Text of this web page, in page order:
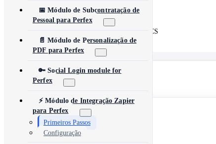
🔗 Content Linker
Perfex Integration for WHMCS
Português
English
Español
Français
Deutsch
Português
📅 Módulo de Subcontratação de
Pessoal para Perfex
📄 Módulo de Personalização de
PDF para Perfex
🔑 Social Login module for
Perfex
⚡ Módulo de Integração Zapier
para Perfex
Primeiros Passos
Configuração